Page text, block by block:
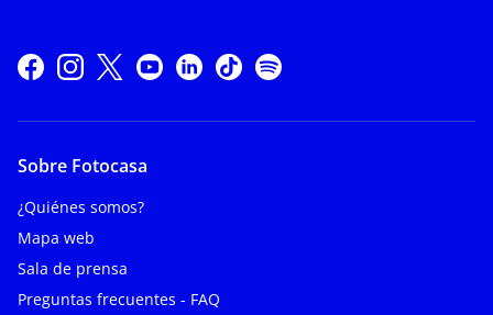
Sobre Fotocasa
¿Quiénes somos?
Mapa web
Sala de prensa
Preguntas frecuentes - FAQ